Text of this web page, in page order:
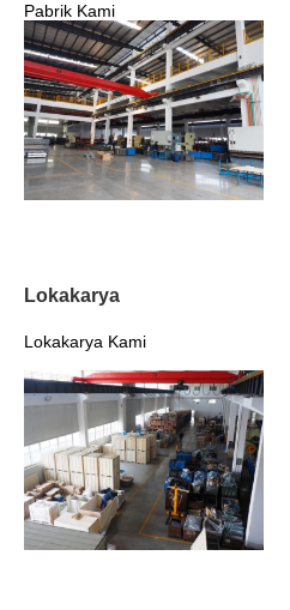
Pabrik Kami
Lokakarya
Lokakarya Kami